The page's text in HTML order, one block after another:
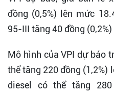
đồng (0,5%) lên mức
95-III tăng 40 đồng
Mô hình của VPI dự báo
thể tăng 220 đồng (1,2%)
diesel có thể tăng